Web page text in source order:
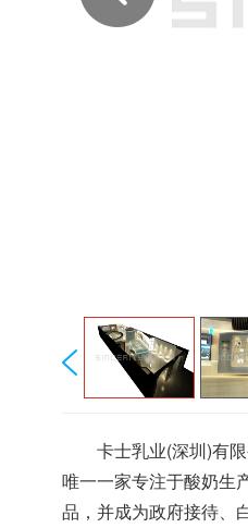
卡士乳业(深圳)有限
唯一一家专注于酸奶生
品，并成为政府接待、